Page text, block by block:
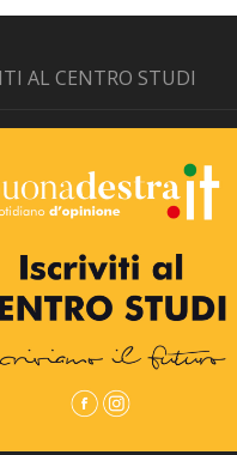
AL CENTRO STUDI